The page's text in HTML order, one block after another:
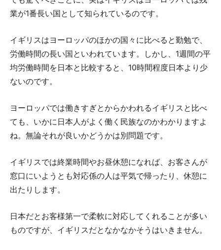
業が1番長い国として知られているのです。
イギリスはヨーロッパのほかの国々に比べると勤勉で、
労働時間の長い国といわれています。しかし、1週間の平
均労働時間を日本と比較すると、10時間程度日本より少
ないのです。
ヨーロッパでは働きすぎとからかわれるイギリスと比べ
ても、いかに日本人がよく働く民族なのかわかりますよ
ね。無論それが良いかどうかは別問題です。
イギリスでは終業時間やお昼休憩になれば、お客さんが
窓口にいようとも対応係の人は平気で帰ったり、休憩に
出たりします。
日本だとお客様第一で柔軟に対応してくれることが多い
ものですが、イギリスだとなかなかそうはいきません。